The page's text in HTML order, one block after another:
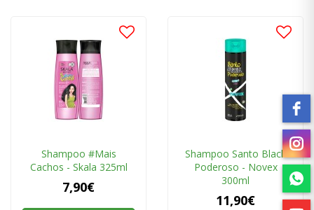
Shampoo #Mais
Cachos - Skala 325ml
7,90€
Shampoo Santo Black
Poderoso - Novex
300ml
11,90€